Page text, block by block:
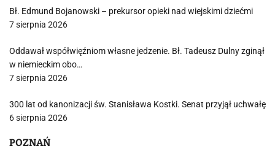
Bł. Edmund Bojanowski – prekursor opieki nad wiejskimi dziećmi
7 sierpnia 2026
Oddawał współwięźniom własne jedzenie. Bł. Tadeusz Dulny zginął
w niemieckim obo…
7 sierpnia 2026
300 lat od kanonizacji św. Stanisława Kostki. Senat przyjął uchwałę
6 sierpnia 2026
POZNAŃ